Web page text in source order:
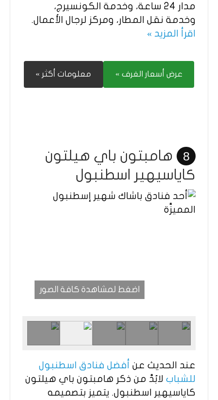
مدار 24 ساعة، وخدمة الكونسيرج،
وخدمة نقل المطار، ومركز لرجال الأعمال.
اقرأ المزيد »
عرض أسعار الغرف » معلومات أكثر »
8
هامبتون باي هيلتون
كاياسيهير اسطنبول
اضغط لمشاهدة كافة الصور
عند الحديث عن أفضل فنادق اسطنبول
للشباب لابُدَّ من ذكر هامبتون باي هيلتون
كاياسيهير اسطنبول. يتميز بتصميمه